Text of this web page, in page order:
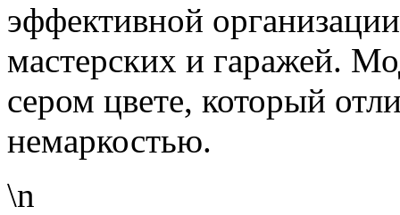
эффективной
мастерских и гаражей.
сером цвете, который
немаркостью.
\n